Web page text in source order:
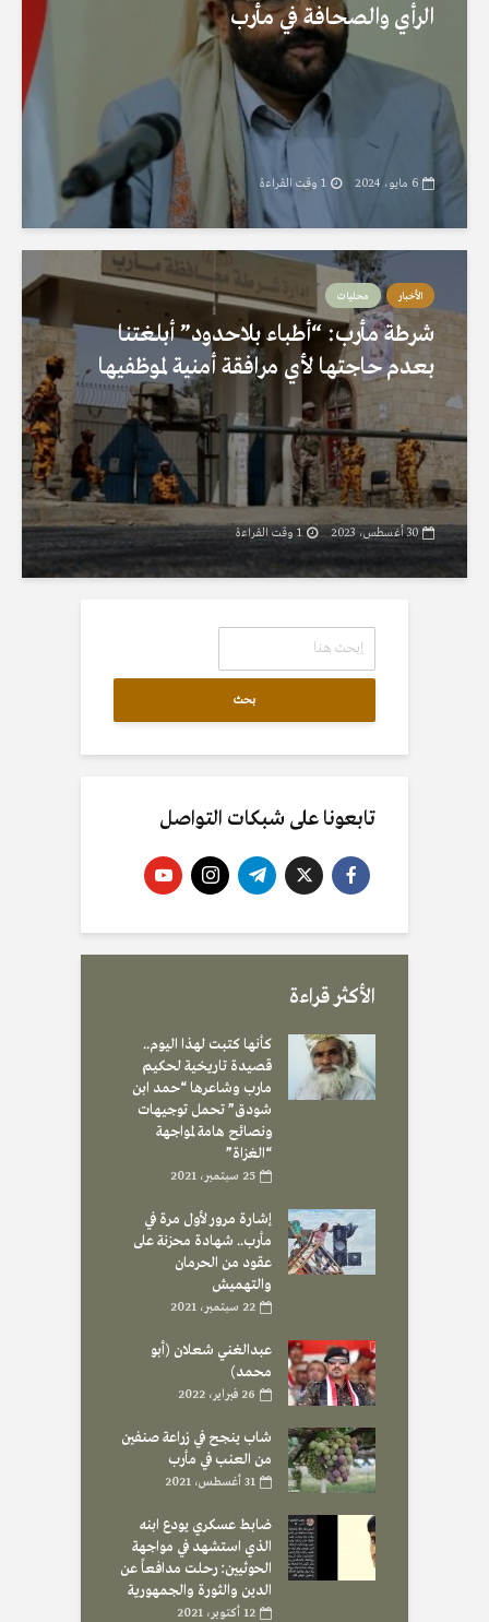
الرأي والصحافة في مأرب
6 مايو، 2024 1 وقت القراءة
الأخبار محليات
شرطة مأرب: “أطباء بلاحدود” أبلغتنا
بعدم حاجتها لأي مرافقة أمنية لموظفيها
30 أغسطس، 2023 1 وقت القراءة
بحث
تابعونا على شبكات التواصل
الأكثر قراءة
كأنها كتبت لهذا اليوم..
قصيدة تاريخية لحكيم
مارب وشاعرها “حمد ابن
شودق” تحمل توجيهات
ونصائح هامة لمواجهة
“الغزاة”
25 سبتمبر، 2021
إشارة مرور لأول مرة في
مأرب.. شهادة محزنة على
عقود من الحرمان
والتهميش
22 سبتمبر، 2021
عبدالغني شعلان (أبو
محمد)
26 فبراير، 2022
شاب ينجح في زراعة صنفين
من العنب في مأرب
31 أغسطس، 2021
ضابط عسكري يودع ابنه
الذي استشهد في مواجهة
الحوثيين: رحلت مدافعاً عن
الدين والثورة والجمهورية
12 أكتوبر، 2021